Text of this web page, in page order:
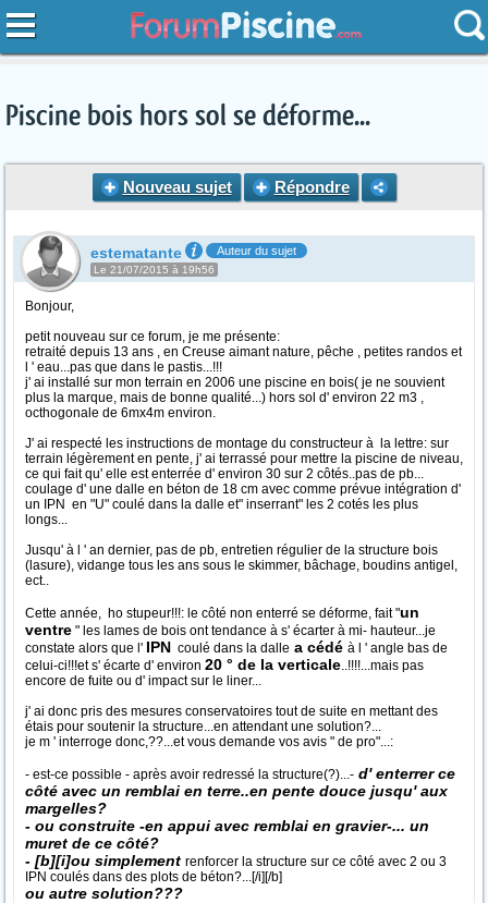
Piscine bois hors sol se déforme...
Nouveau sujet Répondre
estematante Auteur du sujet
Le 21/07/2015 à 19h56
Bonjour,
petit nouveau sur ce forum, je me présente:
retraité depuis 13 ans , en Creuse aimant nature, pêche , petites randos et
l ' eau...pas que dans le pastis...!!!
j' ai installé sur mon terrain en 2006 une piscine en bois( je ne souvient
plus la marque, mais de bonne qualité...) hors sol d' environ 22 m3 ,
octhogonale de 6mx4m environ.
J' ai respecté les instructions de montage du constructeur à la lettre: sur
terrain légèrement en pente, j' ai terrassé pour mettre la piscine de niveau,
ce qui fait qu' elle est enterrée d' environ 30 sur 2 côtés..pas de pb...
coulage d' une dalle en béton de 18 cm avec comme prévue intégration d'
un IPN en "U" coulé dans la dalle et" inserrant" les 2 cotés les plus
longs...
Jusqu' à l ' an dernier, pas de pb, entretien régulier de la structure bois
(lasure), vidange tous les ans sous le skimmer, bâchage, boudins antigel,
ect..
Cette année, ho stupeur!!!: le côté non enterré se déforme, fait "un
ventre " les lames de bois ont tendance à s' écarter à mi- hauteur...je
constate alors que l' IPN coulé dans la dalle a cédé à l ' angle bas de
celui-ci!!!et s' écarte d' environ 20 ° de la verticale..!!!!...mais pas
encore de fuite ou d' impact sur le liner...
j' ai donc pris des mesures conservatoires tout de suite en mettant des
étais pour soutenir la structure...en attendant une solution?...
je m ' interroge donc,??...et vous demande vos avis " de pro"...:
- est-ce possible - après avoir redressé la structure(?)...- d' enterrer ce
côté avec un remblai en terre..en pente douce jusqu' aux
margelles?
- ou construite -en appui avec remblai en gravier-... un
muret de ce côté?
- [b][i]ou simplement renforcer la structure sur ce côté avec 2 ou 3
IPN coulés dans des plots de béton?...[/i][/b]
ou autre solution???